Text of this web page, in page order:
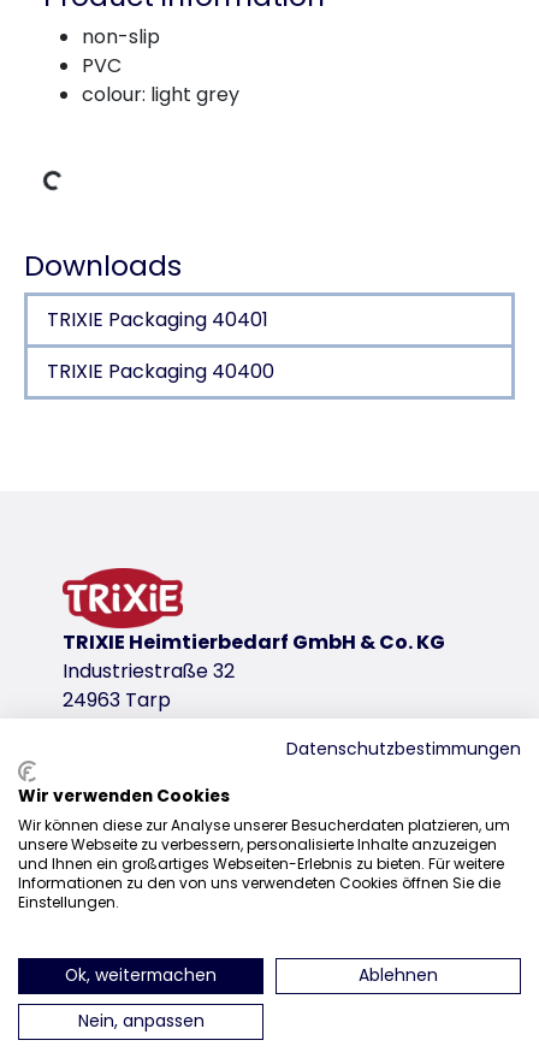
non-slip
PVC
colour: light grey
Loading Data
Downloads
TRIXIE Packaging 40401
TRIXIE Packaging 40400
colour: light grey
product variant
product variant: unique product number
Measurements
product variant: unique product number
Measurements
40 × 42 cm
TRIXIE Packaging 40401
TRIXIE Heimtierbedarf GmbH & Co. KG
Industriestraße 32
24963 Tarp
Sales
0207 1542940
sales@trixieuk.uk
find us on Instagram
find us on Facebook
find us on Pinterest
find us on
Datenschutzbestimmungen
Wir verwenden Cookies
Wir können diese zur Analyse unserer Besucherdaten platzieren, um
unsere Webseite zu verbessern, personalisierte Inhalte anzuzeigen
und Ihnen ein großartiges Webseiten-Erlebnis zu bieten. Für weitere
Informationen zu den von uns verwendeten Cookies öffnen Sie die
Einstellungen.
Ok, weitermachen
Ablehnen
Nein, anpassen